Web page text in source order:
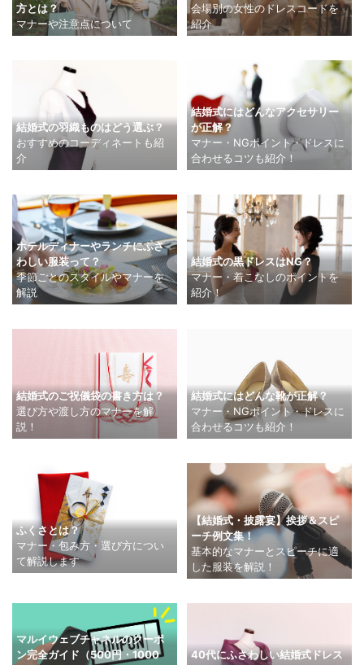
方とは？
マナーや注意点について
会場別の女性のドレスコードを
紹介
結婚式の羽織ものはどう選ぶ？
おすすめのコーディネートも紹
介
結婚式にはどんなアクセサリー
が正解？
マナー・NGポイント・ドレスに
合わせるコツも紹介！
ホテルディナーやランチにふさ
わしい服装って？
季節ごとのスタイルやマナーを
解説
結婚式の黒ドレスはNG？
マナー・着こなしのポイントを
紹介！
結婚式のご祝儀袋の書き方は？
選び方や渡し方のマナーを解
説！
結婚式にはどんな靴が正解？
マナー・NGポイント・ドレスに
合わせるコツも紹介！
ふくさとは？
マナー・包み方・選び方につい
て解説します
【結婚式・披露宴】挨拶＆スピ
ーチ例文集！
基本的なマナーとスピーチに適
した服装を解説！
マルイウェブチャネルのクーポ
ン完全ガイド（500円・1000
40代にふさわしい結婚式ドレス